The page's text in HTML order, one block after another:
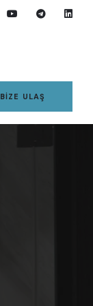
BIZE ULAŞ